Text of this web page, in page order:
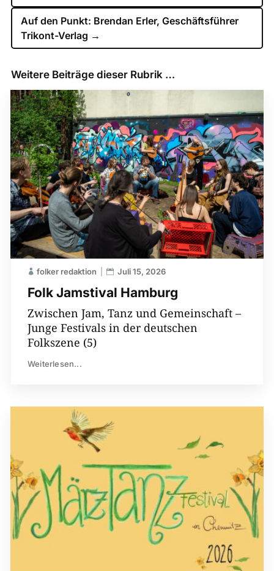
Auf den Punkt: Brendan Erler, Geschäftsführer
Trikont-Verlag →
Weitere Beiträge dieser Rubrik …
Folk Jamstival Hamburg
folker redaktion Juli 15, 2026
Zwischen Jam, Tanz und Gemeinschaft –
Junge Festivals in der deutschen
Folkszene (5)
Weiterlesen...